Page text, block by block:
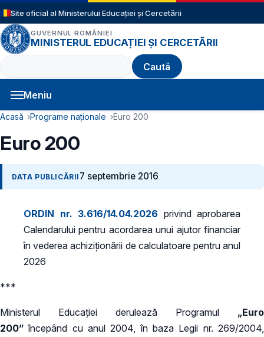
Sari la conținutul principal
Site oficial al Ministerului Educației și Cercetării
GUVERNUL ROMÂNIEI
MINISTERUL EDUCAȚIEI ȘI CERCETĂRII
Caută
Meniu
Navigație principală
Cale de navigare
Acasă Programe naționale Euro 200
Euro 200
DATA PUBLICĂRII 7 septembrie 2016
ORDIN nr. 3.616/14.04.2026 privind aprobarea
Calendarului pentru acordarea unui ajutor financiar
în vederea achiziţionării de calculatoare pentru anul
2026
***
Ministerul Educației derulează Programul „Euro
200” începând cu anul 2004, în baza Legii nr. 269/2004,